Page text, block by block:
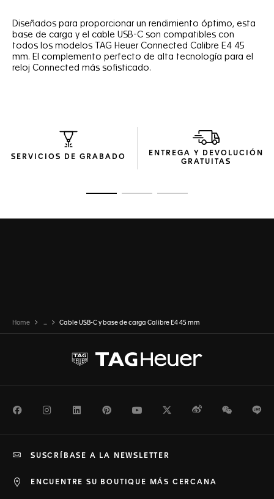
Diseñados para proporcionar un rendimiento óptimo, esta
base de carga y el cable USB-C son compatibles con
todos los modelos TAG Heuer Connected Calibre E4 45
mm. El complemento perfecto de alta tecnología para el
reloj Connected más sofisticado.
SERVICIOS DE GRABADO
ENTREGA Y DEVOLUCIÓN
GRATUITAS
Home ... Cable USB-C y base de carga Calibre E4 45 mm
FacebookInstagramLinkedInPinterestYoutubeTwitterWeiboWeChat
ENCUENTRE SU BOUTIQUE MÁS CERCANA
SUSCRÍBASE A LA NEWSLETTER